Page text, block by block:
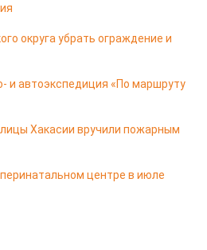
округа убрать ограждение и
и автоэкспедиция «По маршруту
Хакасии вручили пожарным
центре в июле